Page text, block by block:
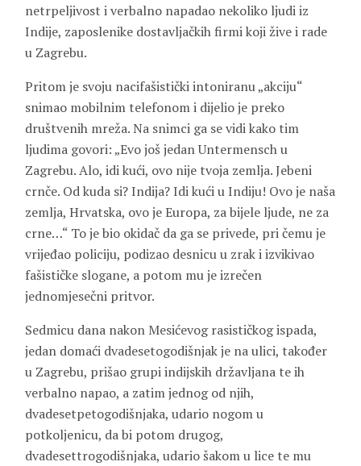
netrpeljivost i verbalno napadao nekoliko ljudi iz
Indije, zaposlenike dostavljačkih firmi koji žive i rade
u Zagrebu.
Pritom je svoju nacifašistički intoniranu „akciju“
snimao mobilnim telefonom i dijelio je preko
društvenih mreža. Na snimci ga se vidi kako tim
ljudima govori: „Evo još jedan Untermensch u
Zagrebu. Alo, idi kući, ovo nije tvoja zemlja. Jebeni
crnče. Od kuda si? Indija? Idi kući u Indiju! Ovo je naša
zemlja, Hrvatska, ovo je Europa, za bijele ljude, ne za
crne…“ To je bio okidač da ga se privede, pri čemu je
vrijeđao policiju, podizao desnicu u zrak i izvikivao
fašističke slogane, a potom mu je izrečen
jednomjesečni pritvor.
Sedmicu dana nakon Mesićevog rasističkog ispada,
jedan domaći dvadesetogodišnjak je na ulici, također
u Zagrebu, prišao grupi indijskih državljana te ih
verbalno napao, a zatim jednog od njih,
dvadesetpetogodišnjaka, udario nogom u
potkoljenicu, da bi potom drugog,
dvadesettrogodišnjaka, udario šakom u lice te mu